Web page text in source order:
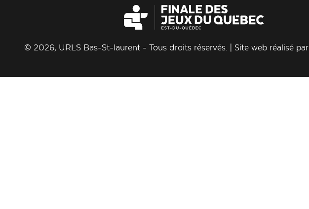
© 2026, URLS Bas-St-laurent - Tous droits réservés. | Site web réalisé par